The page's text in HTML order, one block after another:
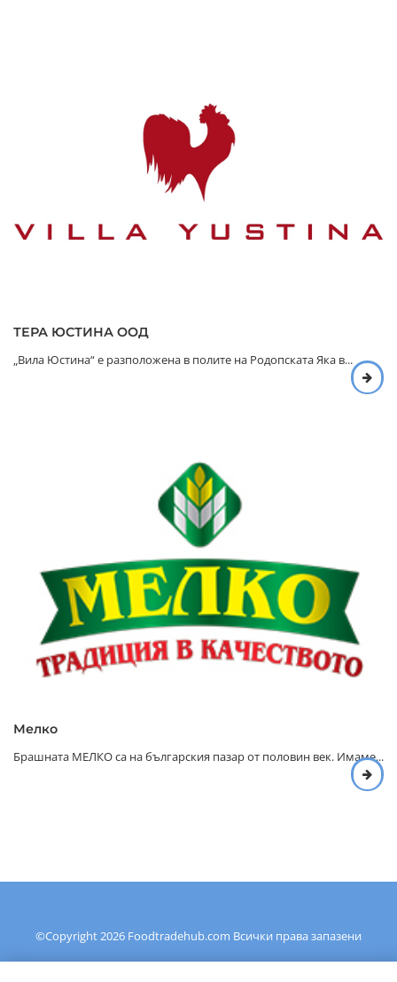
ТЕРА ЮСТИНА ООД
„Вила Юстина“ е разположена в полите на Родопската Яка в...
Мелко
Брашната МЕЛКО са на българския пазар от половин век. Имаме...
©Copyright2026 Foodtradehub.com Всички права запазени